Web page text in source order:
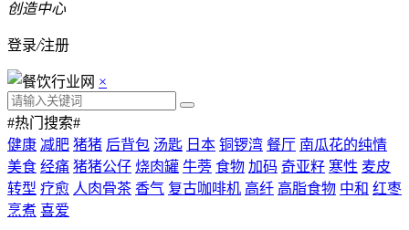
创造中心
登录/注册
×
#热门搜索#
健康 减肥 猪猪 后背包 汤匙 日本 铜锣湾 餐厅 南瓜花的纯情
美食 经痛 猪猪公仔 烧肉罐 牛蒡 食物 加码 奇亚籽 寒性 麦皮
转型 疗愈 人肉骨茶 香气 复古咖啡机 高纤 高脂食物 中和 红枣
烹煮 喜爱